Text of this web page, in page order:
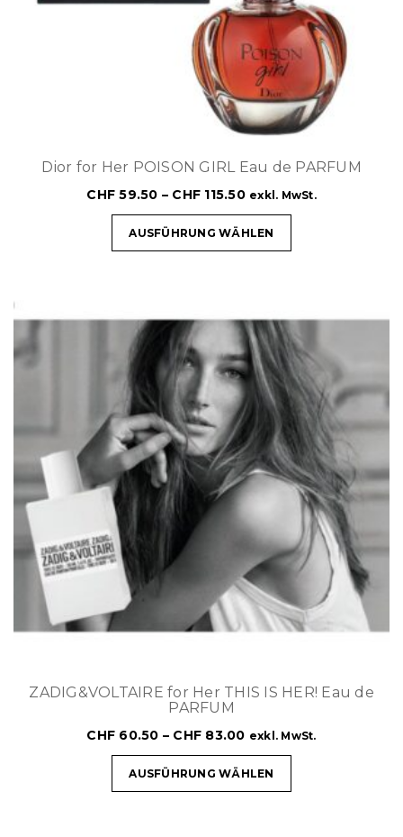
Dior for Her POISON GIRL Eau de PARFUM
CHF 59.50 – CHF 115.50 exkl. MwSt.
AUSFÜHRUNG WÄHLEN
ZADIG&VOLTAIRE for Her THIS IS HER! Eau de
PARFUM
CHF 60.50 – CHF 83.00 exkl. MwSt.
AUSFÜHRUNG WÄHLEN